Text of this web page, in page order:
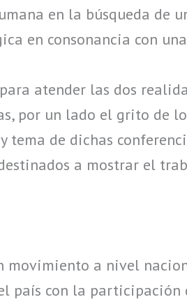
en la búsqueda de
en consonancia con
atender las dos
por un lado el grito de
de dichas
a mostrar el
movimiento a nivel
país con la participación